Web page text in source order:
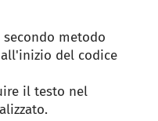
metodo
del codice
il testo nel